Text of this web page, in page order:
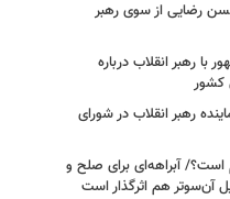
رضایی از سوی رهبر
با رهبر انقلاب درباره
کشور
رهبر انقلاب در شورای
است؟/ آبراهه‌ای برای صلح و
آن‌سوتر هم اثرگذار است